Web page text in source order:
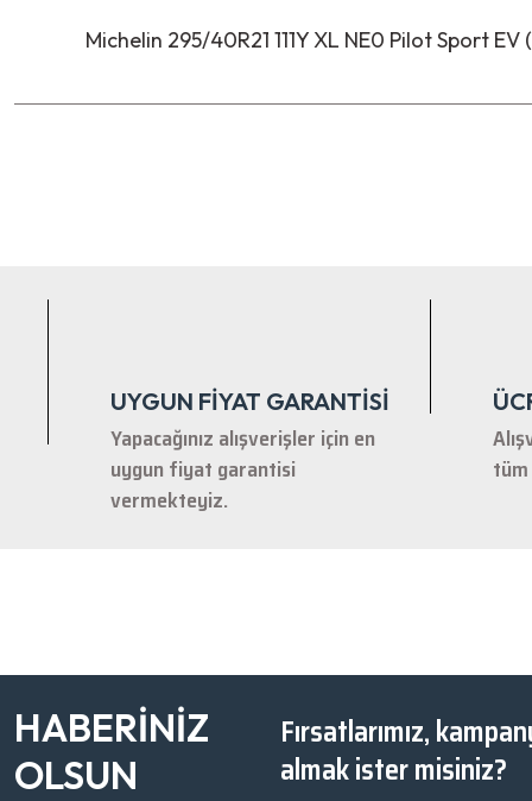
Michelin 295/40R21 111Y XL NE0 Pilot Sport EV
UYGUN FİYAT GARANTİSİ
Yapacağınız alışverişler için en
uygun fiyat garantisi
vermekteyiz.
HABERİNİZ
OLSUN
Fırsatlarımız,
almak ister misiniz?